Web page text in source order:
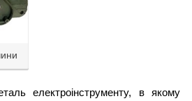
електроінструменту, в якому